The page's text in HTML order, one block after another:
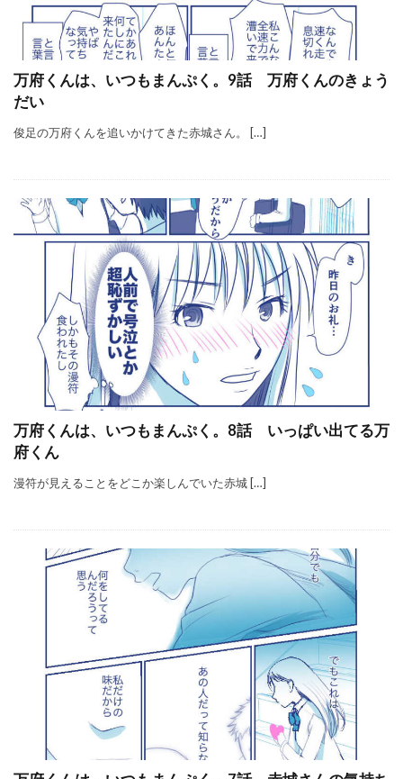
万府くんは、いつもまんぷく。9話 万府くんのきょう
だい
俊足の万府くんを追いかけてきた赤城さん。 […]
万府くんは、いつもまんぷく。8話 いっぱい出てる万
府くん
漫符が見えることをどこか楽しんでいた赤城 […]